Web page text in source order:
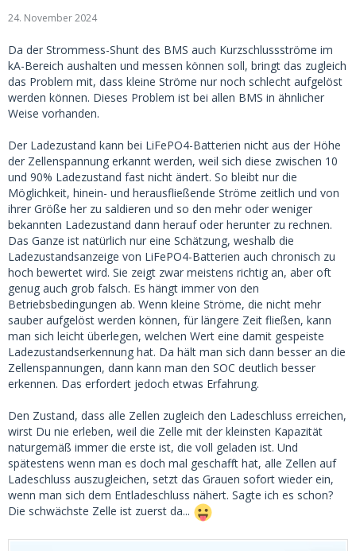
24. November 2024
Da der Strommess-Shunt des BMS auch Kurzschlussströme im
kA-Bereich aushalten und messen können soll, bringt das zugleich
das Problem mit, dass kleine Ströme nur noch schlecht aufgelöst
werden können. Dieses Problem ist bei allen BMS in ähnlicher
Weise vorhanden.
Der Ladezustand kann bei LiFePO4-Batterien nicht aus der Höhe
der Zellenspannung erkannt werden, weil sich diese zwischen 10
und 90% Ladezustand fast nicht ändert. So bleibt nur die
Möglichkeit, hinein- und herausfließende Ströme zeitlich und von
ihrer Größe her zu saldieren und so den mehr oder weniger
bekannten Ladezustand dann herauf oder herunter zu rechnen.
Das Ganze ist natürlich nur eine Schätzung, weshalb die
Ladezustandsanzeige von LiFePO4-Batterien auch chronisch zu
hoch bewertet wird. Sie zeigt zwar meistens richtig an, aber oft
genug auch grob falsch. Es hängt immer von den
Betriebsbedingungen ab. Wenn kleine Ströme, die nicht mehr
sauber aufgelöst werden können, für längere Zeit fließen, kann
man sich leicht überlegen, welchen Wert eine damit gespeiste
Ladezustandserkennung hat. Da hält man sich dann besser an die
Zellenspannungen, dann kann man den SOC deutlich besser
erkennen. Das erfordert jedoch etwas Erfahrung.
Den Zustand, dass alle Zellen zugleich den Ladeschluss erreichen,
wirst Du nie erleben, weil die Zelle mit der kleinsten Kapazität
naturgemäß immer die erste ist, die voll geladen ist. Und
spätestens wenn man es doch mal geschafft hat, alle Zellen auf
Ladeschluss auszugleichen, setzt das Grauen sofort wieder ein,
wenn man sich dem Entladeschluss nähert. Sagte ich es schon?
Die schwächste Zelle ist zuerst da...